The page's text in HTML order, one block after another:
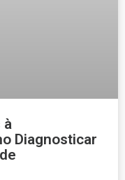
à
Diagnosticar